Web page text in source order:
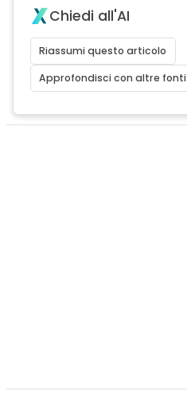
Chiedi all'AI
Riassumi questo articolo
Approfondisci con altre fonti